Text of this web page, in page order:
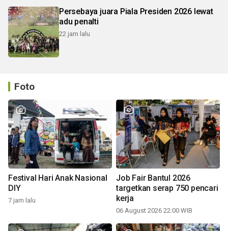
Persebaya juara Piala Presiden 2026 lewat
adu penalti
22 jam lalu
Foto
Festival Hari Anak Nasional
DIY
7 jam lalu
Job Fair Bantul 2026
targetkan serap 750 pencari
kerja
06 August 2026 22:00 WIB